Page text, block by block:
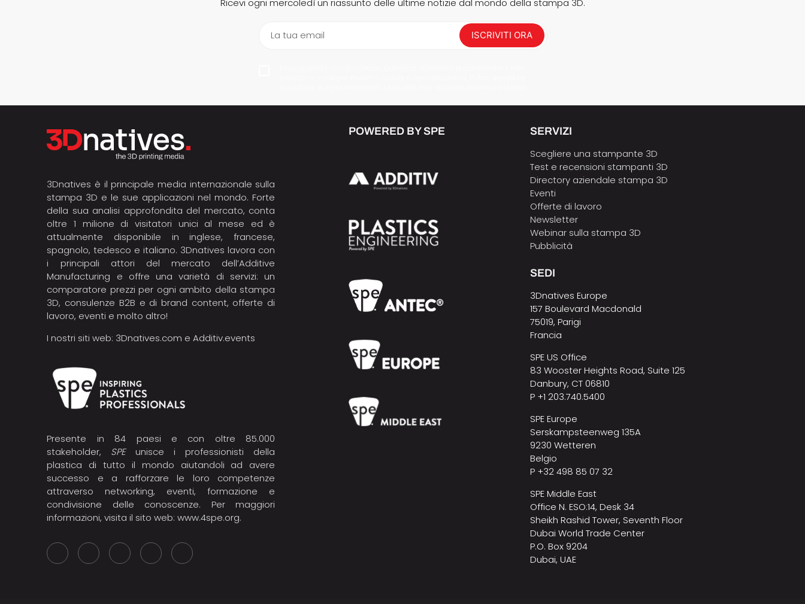
La tua email ISCRIVITI ORA
3Dnatives è il principale media internazionale sulla
stampa 3D e le sue applicazioni nel mondo. Forte
della sua analisi approfondita del mercato, conta
oltre 1 milione di visitatori unici al mese ed è
attualmente disponibile in inglese, francese,
spagnolo, tedesco e italiano. 3Dnatives lavora con
i principali attori del mercato dell’Additive
Manufacturing e offre una varietà di servizi: un
comparatore prezzi per ogni ambito della stampa
3D, consulenze B2B e di brand content, offerte di
lavoro, eventi e molto altro!
I nostri siti web: 3Dnatives.com eAdditiv.events
Presente in 84 paesi e con oltre 85.000
stakeholder, SPEunisce i professionisti della
plastica di tutto il mondo aiutandoli ad avere
successo e a rafforzare le loro competenze
attraverso networking, eventi, formazione e
condivisione delle conoscenze. Per maggiori
informazioni, visita il sito web:www.4spe.org.
POWERED BY SPE SERVIZI
Scegliere una stampante 3D
Test e recensioni stampanti 3D
Directory aziendale stampa 3D
Eventi
Offerte di lavoro
Newsletter
Webinar sulla stampa 3D
Pubblicità
SEDI
3Dnatives Europe
157 Boulevard Macdonald
75019, Parigi
Francia
SPE US Office
83 Wooster Heights Road, Suite 125
Danbury, CT 06810
P +1 203.740.5400
SPE Europe
Serskampsteenweg 135A
9230 Wetteren
Belgio
P +32 498 85 07 32
SPE Middle East
Office N. ESO:14, Desk 34
Sheikh Rashid Tower, Seventh Floor
Dubai World Trade Center
P.O. Box 9204
Dubai, UAE